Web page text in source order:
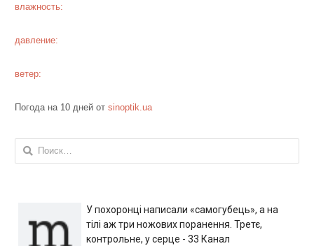
влажность:
давление:
ветер:
Погода на 10 дней от sinoptik.ua
Найти:
У похоронці написали «самогубець», а на
тілі аж три ножових поранення. Третє,
контрольне, у серце - 33 Канал